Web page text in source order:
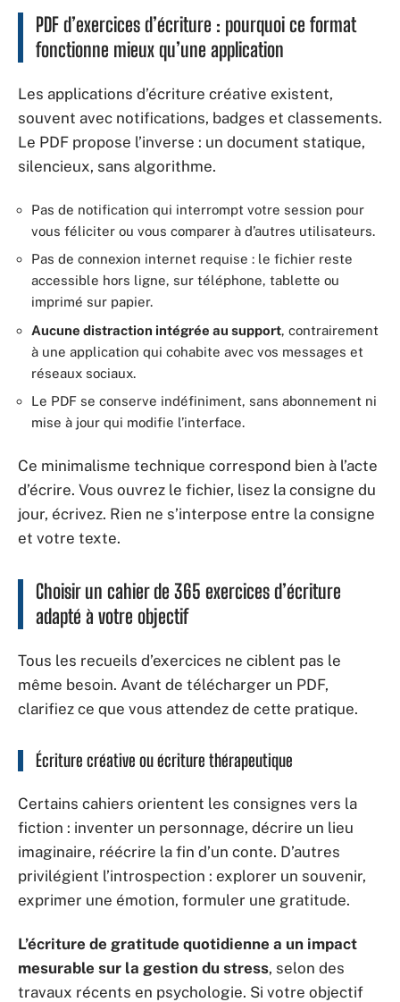
PDF d’exercices d’écriture : pourquoi ce format
fonctionne mieux qu’une application
Les applications d’écriture créative existent,
souvent avec notifications, badges et classements.
Le PDF propose l’inverse : un document statique,
silencieux, sans algorithme.
Pas de notification qui interrompt votre session pour
vous féliciter ou vous comparer à d’autres utilisateurs.
Pas de connexion internet requise : le fichier reste
accessible hors ligne, sur téléphone, tablette ou
imprimé sur papier.
Aucune distraction intégrée au support, contrairement
à une application qui cohabite avec vos messages et
réseaux sociaux.
Le PDF se conserve indéfiniment, sans abonnement ni
mise à jour qui modifie l’interface.
Ce minimalisme technique correspond bien à l’acte
d’écrire. Vous ouvrez le fichier, lisez la consigne du
jour, écrivez. Rien ne s’interpose entre la consigne
et votre texte.
Choisir un cahier de 365 exercices d’écriture
adapté à votre objectif
Tous les recueils d’exercices ne ciblent pas le
même besoin. Avant de télécharger un PDF,
clarifiez ce que vous attendez de cette pratique.
Écriture créative ou écriture thérapeutique
Certains cahiers orientent les consignes vers la
fiction : inventer un personnage, décrire un lieu
imaginaire, réécrire la fin d’un conte. D’autres
privilégient l’introspection : explorer un souvenir,
exprimer une émotion, formuler une gratitude.
L’écriture de gratitude quotidienne a un impact
mesurable sur la gestion du stress, selon des
travaux récents en psychologie. Si votre objectif